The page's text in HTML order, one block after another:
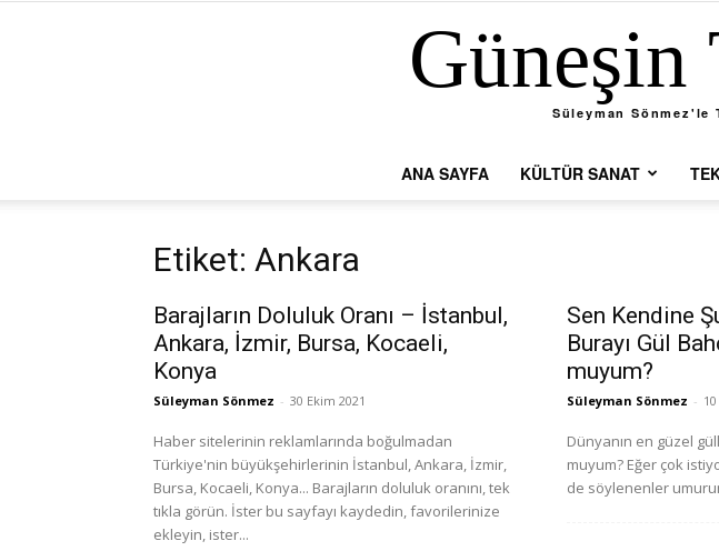
Güneşin
Süleyman Sönmez'le
ANA SAYFA KÜLTÜR SANAT
Etiket: Ankara
Barajların Doluluk Oranı – İstanbul,
Ankara, İzmir, Bursa, Kocaeli,
Konya
Süleyman Sönmez - 30 Ekim 2021
Haber sitelerinin reklamlarında boğulmadan
Türkiye'nin büyükşehirlerinin İstanbul, Ankara, İzmir,
Bursa, Kocaeli, Konya... Barajların doluluk oranını, tek
tıkla görün. İster bu sayfayı kaydedin, favorilerinize
ekleyin, ister...
Sen Kendine
Burayı Gül
muyum?
Süleyman Sönmez -
Dünyanın en güzel
muyum? Eğer çok
de söylenenler